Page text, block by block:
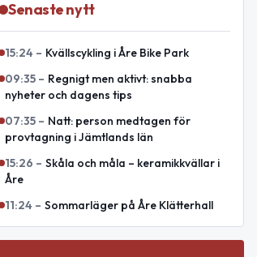
Senaste nytt
15:24 – Kvällscykling i Åre Bike Park
09:35 – Regnigt men aktivt: snabba
nyheter och dagens tips
07:35 – Natt: person medtagen för
provtagning i Jämtlands län
15:26 – Skåla och måla – keramikkvällar i
Åre
11:24 – Sommarläger på Åre Klätterhall